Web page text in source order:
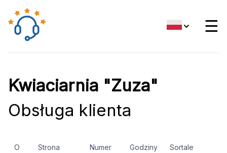
☰
Kwiaciarnia "Zuza"
Obsługa klienta
O
Strona
Numer
Godziny
Sortale